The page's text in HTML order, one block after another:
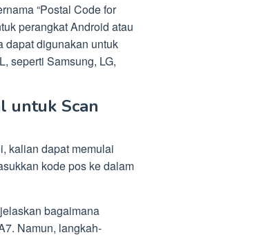
“Postal Code for
perangkat Android atau
dapat digunakan untuk
seperti Samsung, LG,
untuk Scan
kalian dapat memulai
kode pos ke dalam
bagaimana
Namun, langkah-